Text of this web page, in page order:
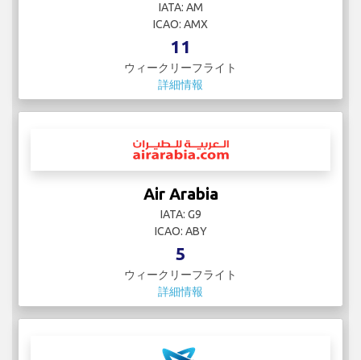
IATA: AM
ICAO: AMX
11
ウィークリーフライト
詳細情報
Air Arabia
IATA: G9
ICAO: ABY
5
ウィークリーフライト
詳細情報